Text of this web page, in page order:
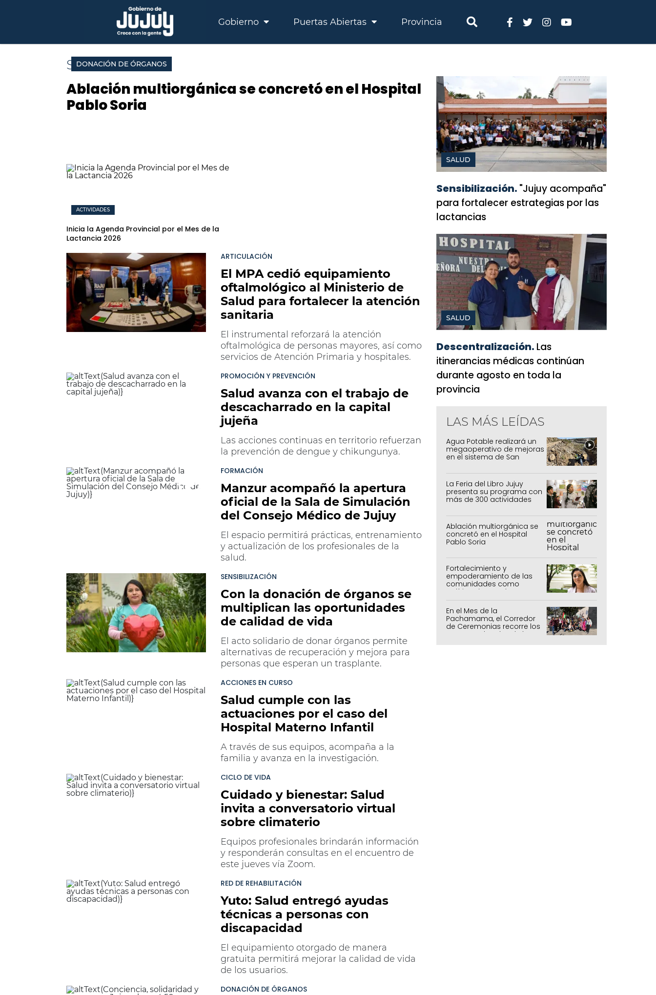
Gobierno Puertas Abiertas Provincia
SALUD
DONACIÓN DE ÓRGANOS
Ablación multiorgánica se concretó en el Hospital
Pablo Soria
ACTIVIDADES
Inicia la Agenda Provincial por el Mes de la
Lactancia 2026
ARTICULACIÓN
El MPA cedió equipamiento
oftalmológico al Ministerio de
Salud para fortalecer la atención
sanitaria
El instrumental reforzará la atención
oftalmológica de personas mayores, así como
servicios de Atención Primaria y hospitales.
PROMOCIÓN Y PREVENCIÓN
Salud avanza con el trabajo de
descacharrado en la capital
jujeña
Las acciones continuas en territorio refuerzan
la prevención de dengue y chikungunya.
FORMACIÓN
Manzur acompañó la apertura
oficial de la Sala de Simulación
del Consejo Médico de Jujuy
El espacio permitirá prácticas, entrenamiento
y actualización de los profesionales de la
salud.
SENSIBILIZACIÓN
Con la donación de órganos se
multiplican las oportunidades
de calidad de vida
El acto solidario de donar órganos permite
alternativas de recuperación y mejora para
personas que esperan un trasplante.
ACCIONES EN CURSO
Salud cumple con las
actuaciones por el caso del
Hospital Materno Infantil
A través de sus equipos, acompaña a la
familia y avanza en la investigación.
CICLO DE VIDA
Cuidado y bienestar: Salud
invita a conversatorio virtual
sobre climaterio
Equipos profesionales brindarán información
y responderán consultas en el encuentro de
este jueves vía Zoom.
RED DE REHABILITACIÓN
Yuto: Salud entregó ayudas
técnicas a personas con
discapacidad
El equipamiento otorgado de manera
gratuita permitirá mejorar la calidad de vida
de los usuarios.
DONACIÓN DE ÓRGANOS
SALUD
Sensibilización. "Jujuy acompaña"
para fortalecer estrategias por las
lactancias
SALUD
Descentralización. Las
itinerancias médicas continúan
durante agosto en toda la
provincia
LAS MÁS LEÍDAS
Agua Potable realizará un
megaoperativo de mejoras
en el sistema de San
La Feria del Libro Jujuy
presenta su programa con
más de 300 actividades
Ablación multiorgánica se
concretó en el Hospital
Pablo Soria
Fortalecimiento y
empoderamiento de las
comunidades como
política de estado
En el Mes de la
Pachamama, el Corredor
de Ceremonias recorre los
centros culturales de la